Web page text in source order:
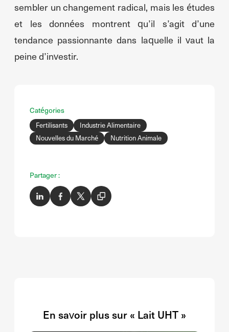
sembler un changement radical, mais les études
et les données montrent qu’il s’agit d’une
tendance passionnante dans laquelle il vaut la
peine d’investir.
Catégories
Fertilisants
Industrie Alimentaire
Nouvelles du Marché
Nutrition Animale
Partager :
En savoir plus sur « Lait UHT »